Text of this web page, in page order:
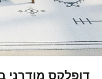
דופלקס מודרני
מוּבלָט
יחידת דיור